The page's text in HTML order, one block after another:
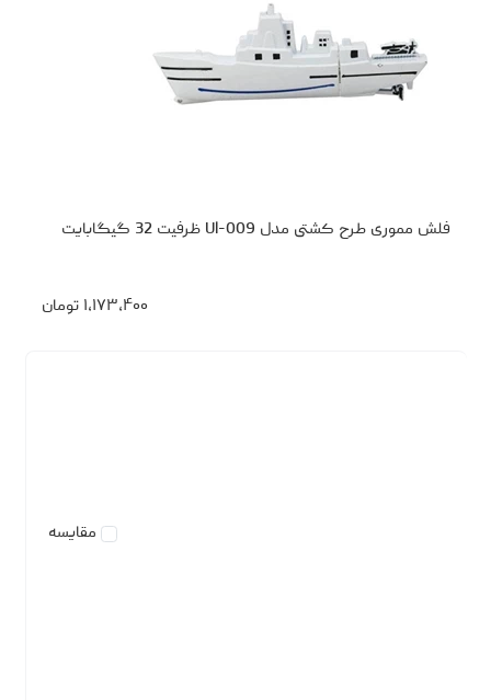
فلش مموری طرح کشتی مدل Ul-009 ظرفیت 32 گیگابایت
۱،۱۷۳،۴۰۰ تومان
مقایسه